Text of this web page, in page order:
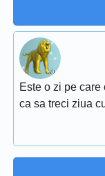
Este o zi pe
ca sa treci ziua